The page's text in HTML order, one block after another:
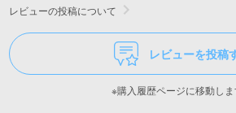
レビューの投稿について
レビューを投稿
※購入履歴ページに移動しま